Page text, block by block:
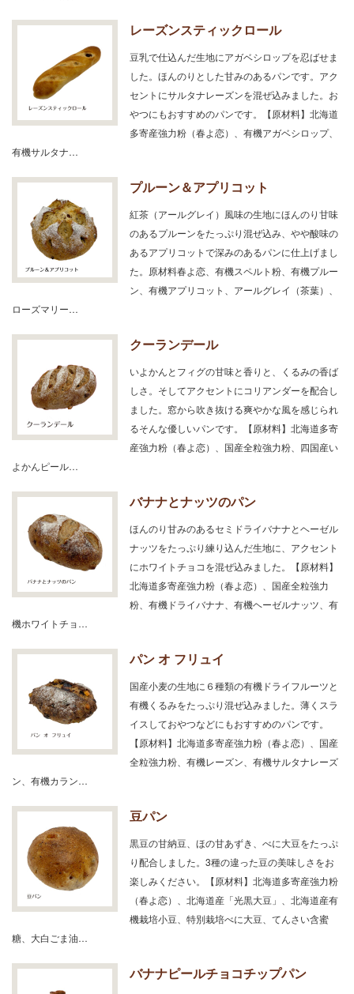
レーズンスティックロール
豆乳で仕込んだ生地にアガベシロップを忍ばせま
した。ほんのりとした甘みのあるパンです。アク
セントにサルタナレーズンを混ぜ込みました。お
やつにもおすすめのパンです。【原材料】北海道
多寄産強力粉（春よ恋）、有機アガベシロップ、
有機サルタナ…
プルーン＆アプリコット
紅茶（アールグレイ）風味の生地にほんのり甘味
のあるプルーンをたっぷり混ぜ込み、やや酸味の
あるアプリコットで深みのあるパンに仕上げまし
た。原材料春よ恋、有機スペルト粉、有機プルー
ン、有機アプリコット、アールグレイ（茶葉）、
ローズマリー…
クーランデール
いよかんとフィグの甘味と香りと、くるみの香ば
しさ。そしてアクセントにコリアンダーを配合し
ました。窓から吹き抜ける爽やかな風を感じられ
るそんな優しいパンです。【原材料】北海道多寄
産強力粉（春よ恋）、国産全粒強力粉、四国産い
よかんピール…
バナナとナッツのパン
ほんのり甘みのあるセミドライバナナとヘーゼル
ナッツをたっぷり練り込んだ生地に、アクセント
にホワイトチョコを混ぜ込みました。【原材料】
北海道多寄産強力粉（春よ恋）、国産全粒強力
粉、有機ドライバナナ、有機ヘーゼルナッツ、有
機ホワイトチョ…
パン オ フリュイ
国産小麦の生地に６種類の有機ドライフルーツと
有機くるみをたっぷり混ぜ込みました。薄くスラ
イスしておやつなどにもおすすめのパンです。
【原材料】北海道多寄産強力粉（春よ恋）、国産
全粒強力粉、有機レーズン、有機サルタナレーズ
ン、有機カラン…
豆パン
黒豆の甘納豆、ほの甘あずき、べに大豆をたっぷ
り配合しました。3種の違った豆の美味しさをお
楽しみください。【原材料】北海道多寄産強力粉
（春よ恋）、北海道産「光黒大豆」、北海道産有
機栽培小豆、特別栽培べに大豆、てんさい含蜜
糖、大白ごま油…
バナナピールチョコチップパン